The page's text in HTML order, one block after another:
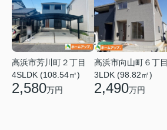
高浜市芳川町２丁目
4SLDK (108.54㎡)
2,580万円
高浜市向山町６丁目
3LDK (98.82㎡)
2,490万円